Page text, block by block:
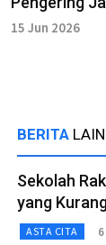
15 Jun 2026
BERITA
Sekolah
yang
ASTA CITA